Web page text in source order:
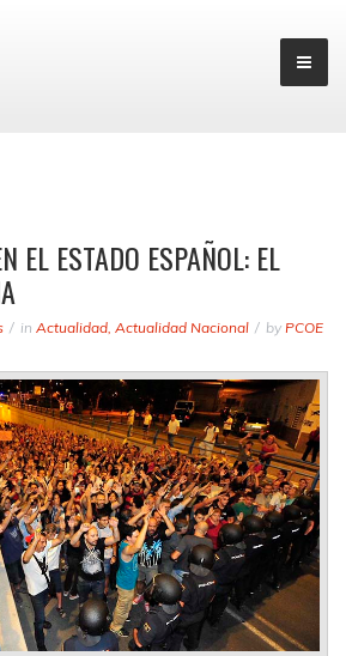
EL ESTADO ESPAÑOL: EL
in Actualidad, Actualidad Nacional by PCOE